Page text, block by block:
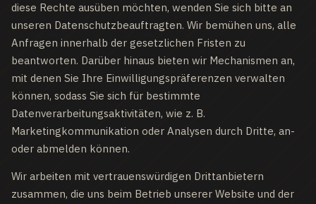
diese Rechte ausüben möchten, wenden Sie sich bitte an
unseren Datenschutzbeauftragten. Wir bemühen uns, alle
Anfragen innerhalb der gesetzlichen Fristen zu
beantworten. Darüber hinaus bieten wir Mechanismen an,
mit denen Sie Ihre Einwilligungspräferenzen verwalten
können, sodass Sie sich für bestimmte
Datenverarbeitungsaktivitäten, wie z. B.
Marketingkommunikation oder Analysen durch Dritte, an-
oder abmelden können.
Wir arbeiten mit vertrauenswürdigen Drittanbietern
zusammen, die uns beim Betrieb unserer Website und der